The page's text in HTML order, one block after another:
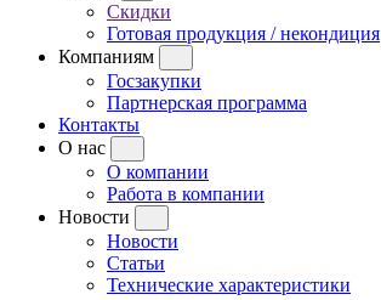
Скидки
Готовая продукция / некондиция
Компаниям
Госзакупки
Партнерская программа
Контакты
О нас
О компании
Работа в компании
Новости
Новости
Статьи
Технические характеристики